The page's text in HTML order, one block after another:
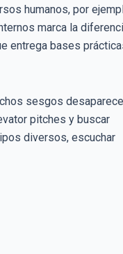
humanos, por
marca la
entrega bases
sesgos
pitches y buscar
diversos, escuchar